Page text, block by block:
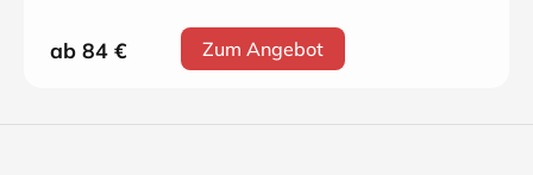
ab 84 € Zum Angebot